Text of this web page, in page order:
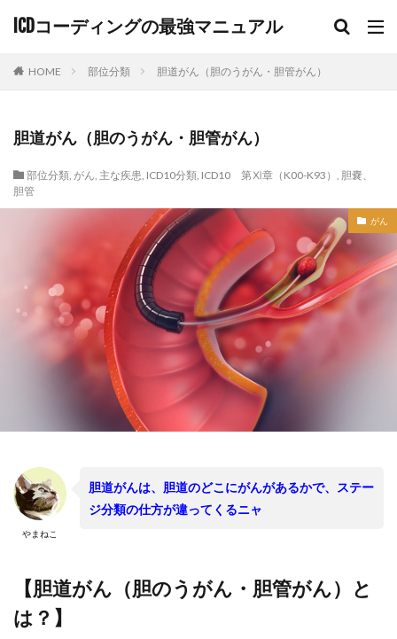
ICDコーディングの最強マニュアル
HOME 部位分類 胆道がん（胆のうがん・胆管がん）
胆道がん（胆のうがん・胆管がん）
部位分類, がん, 主な疾患, ICD10分類, ICD10 第Ⅺ章（K00-K93） , 胆嚢、
胆管
がん
やまねこ
胆道がんは、胆道のどこにがんがあるかで、ステー
ジ分類の仕方が違ってくるニャ
【胆道がん（胆のうがん・胆管がん）と
は？】